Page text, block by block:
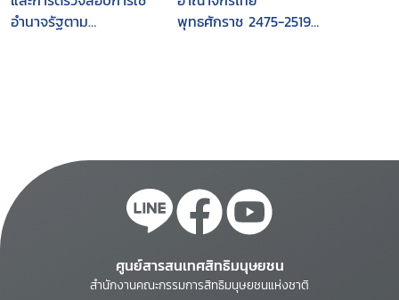
อำนาจรัฐตาม
พุทธศักราช 2475-2519 :
ศูนย์สารสนเทศสิทธิมนุษยชน
สำนักงานคณะกรรมการสิทธิมนุษยชนแห่งชาติ